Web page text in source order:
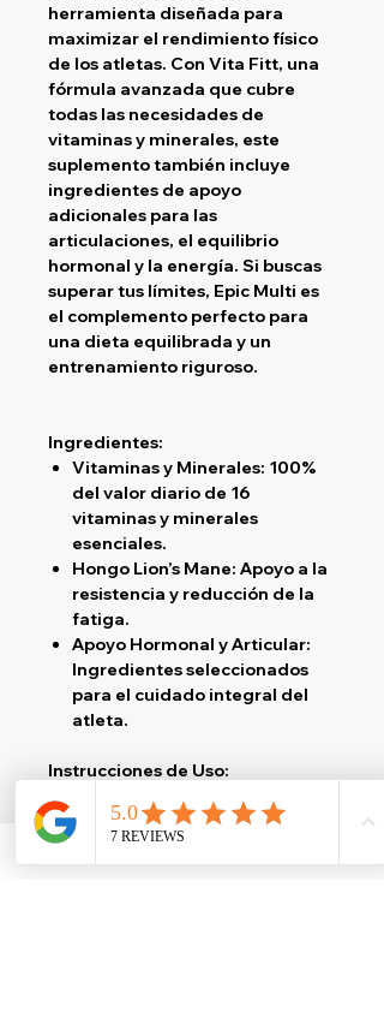
herramienta diseñada para
maximizar el rendimiento físico
de los atletas. Con Vita Fitt, una
fórmula avanzada que cubre
todas las necesidades de
vitaminas y minerales, este
suplemento también incluye
ingredientes de apoyo
adicionales para las
articulaciones, el equilibrio
hormonal y la energía. Si buscas
superar tus límites, Epic Multi es
el complemento perfecto para
una dieta equilibrada y un
entrenamiento riguroso.
Ingredientes:
Vitaminas y Minerales: 100%
del valor diario de 16
vitaminas y minerales
esenciales.
Hongo Lion’s Mane: Apoyo a la
resistencia y reducción de la
fatiga.
Apoyo Hormonal y Articular:
Ingredientes seleccionados
para el cuidado integral del
atleta.
Instrucciones de Uso:
Toma 2 cápsulas de
Epic Multi
diariamente, preferiblemente
con alimentos, para asegurar una
absorción óptima y un apoyo